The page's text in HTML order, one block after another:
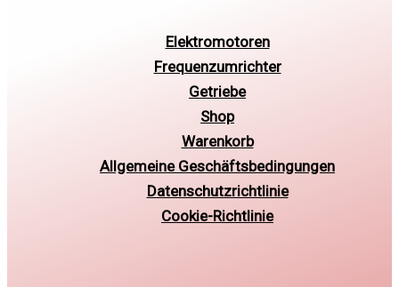
Elektromotoren
Frequenzumrichter
Getriebe
Shop
Warenkorb
Allgemeine Geschäftsbedingungen
Datenschutzrichtlinie
Cookie-Richtlinie